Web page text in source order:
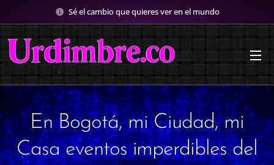
Sé el cambio que quieres ver en el mundo
En Bogotá, mi Ciudad, mi
Casa eventos imperdibles del